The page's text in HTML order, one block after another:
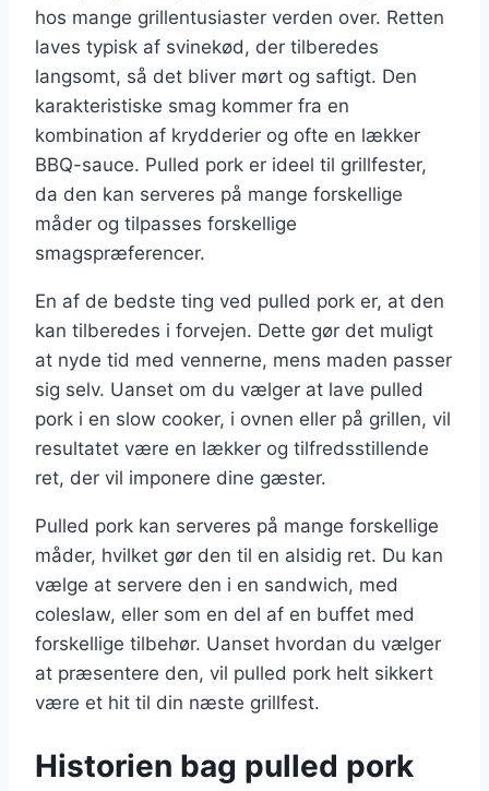
hos mange grillentusiaster verden over. Retten
laves typisk af svinekød, der tilberedes
langsomt, så det bliver mørt og saftigt. Den
karakteristiske smag kommer fra en
kombination af krydderier og ofte en lækker
BBQ-sauce. Pulled pork er ideel til grillfester,
da den kan serveres på mange forskellige
måder og tilpasses forskellige
smagspræferencer.
En af de bedste ting ved pulled pork er, at den
kan tilberedes i forvejen. Dette gør det muligt
at nyde tid med vennerne, mens maden passer
sig selv. Uanset om du vælger at lave pulled
pork i en slow cooker, i ovnen eller på grillen, vil
resultatet være en lækker og tilfredsstillende
ret, der vil imponere dine gæster.
Pulled pork kan serveres på mange forskellige
måder, hvilket gør den til en alsidig ret. Du kan
vælge at servere den i en sandwich, med
coleslaw, eller som en del af en buffet med
forskellige tilbehør. Uanset hvordan du vælger
at præsentere den, vil pulled pork helt sikkert
være et hit til din næste grillfest.
Historien bag pulled pork